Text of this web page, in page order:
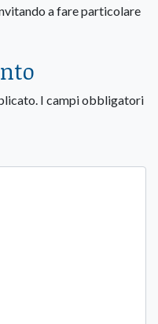
a fare particolare
I campi obbligatori